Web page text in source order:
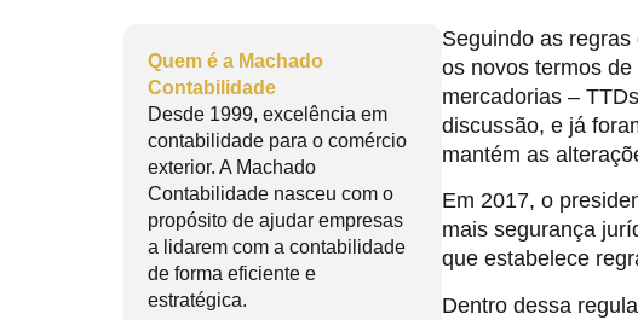
Quem é a Machado
Contabilidade
Desde 1999, excelência em
contabilidade para o comércio
exterior. A Machado
Contabilidade nasceu com o
propósito de ajudar empresas
a lidarem com a contabilidade
de forma eficiente e
estratégica.
Seguindo as
os novos termos
mercadorias –
discussão, e já
mantém as
Em 2017, o
mais segurança
que estabelece
Dentro dessa